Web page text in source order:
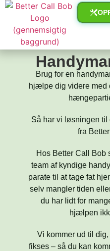
Brug for en
hjælpe dig videre med
Så har vi løsningen
fra
Hos Better Call Bob
team af kyndige
parate til at tage fat
selv mangler tiden
du har lidt for
hjælpen
Vi kommer ud til dig,
fikses – så du kan